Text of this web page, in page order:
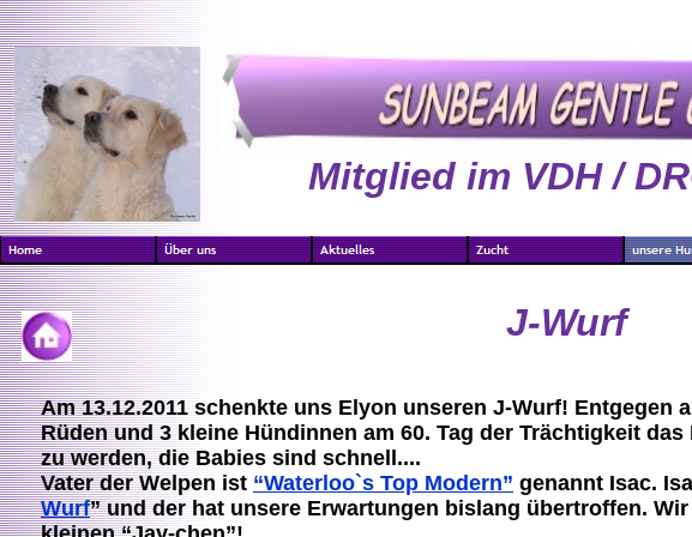
Mitglied im VDH /
J-Wurf
Am 13.12.2011 schenkte uns Elyon unseren J-Wurf! Entgegen
Rüden und 3 kleine Hündinnen am 60. Tag der Trächtigkeit
zu werden, die Babies sind schnell....
Vater der Welpen ist “Waterloo`s Top Modern” genannt Isac.
Wurf” und der hat unsere Erwartungen bislang übertroffen.